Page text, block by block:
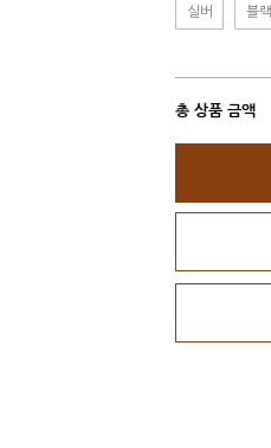
실버
블랙
총 상품 금액